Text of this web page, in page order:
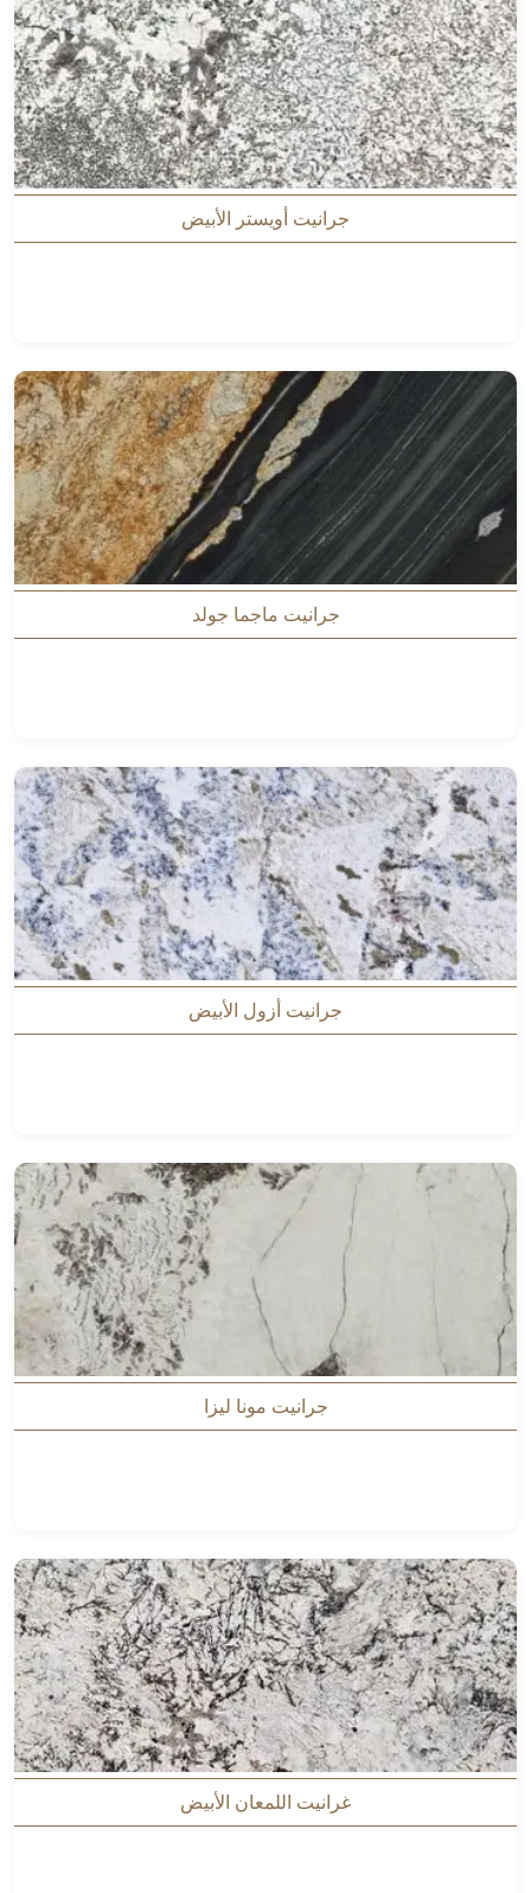
جرانيت أويستر الأبيض
جرانيت ماجما جولد
جرانيت أزول الأبيض
جرانيت مونا ليزا
غرانيت اللمعان الأبيض